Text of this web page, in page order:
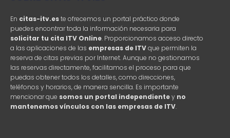
En citas-itv.este ofrecemos un portal práctico donde
puedes encontrar toda la información necesaria para
solicitar tu cita ITV Online. Proporcionamos acceso directo
a las aplicaciones de las empresas de ITVque permiten la
reserva de citas previas por Internet. Aunque no gestionamos
las reservas directamente, facilitamos el proceso para que
puedas obtener todos los detalles, como direcciones,
teléfonos y horarios, de manera sencilla. Es importante
mencionar que somos un portal independientey no
mantenemos vínculos con las empresas de ITV.